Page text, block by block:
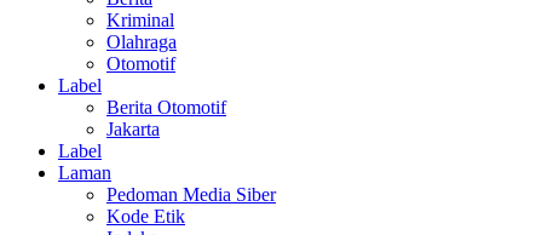
Kriminal
Olahraga
Otomotif
Label
Berita Otomotif
Jakarta
Label
Laman
Pedoman Media Siber
Kode Etik